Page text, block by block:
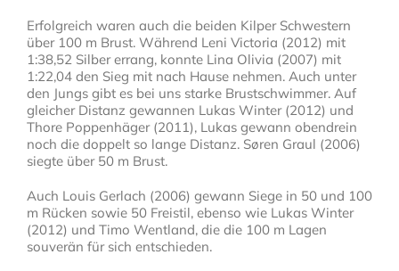
Erfolgreich waren auch die beiden Kilper Schwestern
über 100 m Brust. Während Leni Victoria (2012) mit
1:38,52 Silber errang, konnte Lina Olivia (2007) mit
1:22,04 den Sieg mit nach Hause nehmen. Auch unter
den Jungs gibt es bei uns starke Brustschwimmer. Auf
gleicher Distanz gewannen Lukas Winter (2012) und
Thore Poppenhäger (2011), Lukas gewann obendrein
noch die doppelt so lange Distanz. Søren Graul (2006)
siegte über 50 m Brust.
Auch Louis Gerlach (2006) gewann Siege in 50 und 100
m Rücken sowie 50 Freistil, ebenso wie Lukas Winter
(2012) und Timo Wentland, die die 100 m Lagen
souverän für sich entschieden.